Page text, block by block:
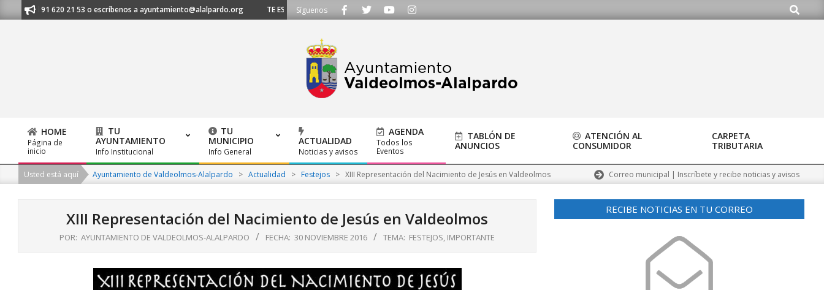
to
al 91 620 21 53 o escríbenos a ayuntamiento@alalpardo.org TE ESCUCHAMOS - Llámanos al 91 620 21 53 o escríbenos a ayuntamiento@alalpardo.org
Síguenos Buscar
Primary
Navigation
Menu
HOME
Página de
inicio
TU
AYUNTAMIENTO
Info Institucional
TU
MUNICIPIO
Info General
ACTUALIDAD
Noticias y avisos
AGENDA
Todos los
Eventos
TABLÓN DE
ANUNCIOS
ATENCIÓN AL
CONSUMIDOR
CARPETA
TRIBUTARIA
Usted está aquí Ayuntamiento de Valdeolmos-Alalpardo > Actualidad > Festejos > XIII Representación del Nacimiento de Jesús en Valdeolmos Correo municipal | Inscríbete y recibe noticias y avisos
XIII Representación del Nacimiento de Jesús en Valdeolmos
POR: AYUNTAMIENTO DE VALDEOLMOS-ALALPARDO FECHA: 30 NOVIEMBRE 2016 TEMA: FESTEJOS, IMPORTANTE
RECIBE NOTICIAS EN TU CORREO